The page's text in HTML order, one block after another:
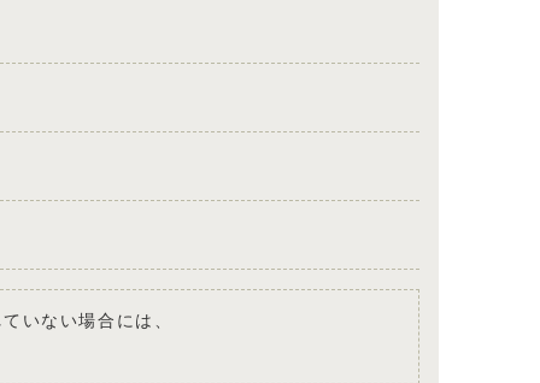
いない場合には、